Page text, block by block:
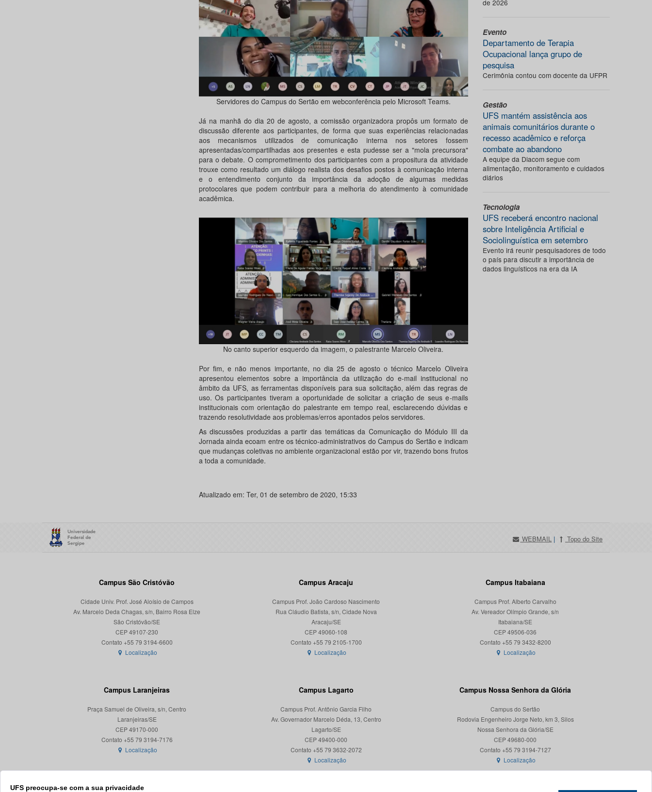
UFS preocupa-se com a sua privacidade
Servidores do Campus do Sertão em webconferência pelo Microsoft Teams.
Já na manhã do dia 20 de agosto, a comissão organizadora propôs um formato de
discussão diferente aos participantes, de forma que suas experiências relacionadas
aos mecanismos utilizados de comunicação interna nos setores fossem
apresentadas/compartilhadas aos presentes e esta pudesse ser a "mola precursora"
para o debate. O comprometimento dos participantes com a propositura da atividade
trouxe como resultado um diálogo realista dos desafios postos à comunicação interna
e o entendimento conjunto da importância da adoção de algumas medidas
protocolares que podem contribuir para a melhoria do atendimento à comunidade
acadêmica.
No canto superior esquerdo da imagem, o palestrante Marcelo Oliveira.
Por fim, e não menos importante, no dia 25 de agosto o técnico Marcelo Oliveira
apresentou elementos sobre a importância da utilização do e-mail institucional no
âmbito da UFS, as ferramentas disponíveis para sua solicitação, além das regras de
uso. Os participantes tiveram a oportunidade de solicitar a criação de seus e-mails
institucionais com orientação do palestrante em tempo real, esclarecendo dúvidas e
trazendo resolutividade aos problemas/erros apontados pelos servidores.
As discussões produzidas a partir das temáticas da Comunicação do Módulo III da
Jornada ainda ecoam entre os técnico-administrativos do Campus do Sertão e indicam
que mudanças coletivas no ambiente organizacional estão por vir, trazendo bons frutos
a toda a comunidade.
Atualizado em: Ter, 01 de setembro de 2020, 15:33
de 2026
Evento
Departamento de Terapia
Ocupacional lança grupo de
pesquisa
Cerimônia contou com docente da UFPR
Gestão
UFS mantém assistência aos
animais comunitários durante o
recesso acadêmico e reforça
combate ao abandono
A equipe da Diacom segue com
alimentação, monitoramento e cuidados
diários
Tecnologia
UFS receberá encontro nacional
sobre Inteligência Artificial e
Sociolinguística em setembro
Evento irá reunir pesquisadores de todo
o país para discutir a importância de
dados linguísticos na era da IA
WEBMAIL | Topo do Site
Campus São Cristóvão
Cidade Univ. Prof. José Aloísio de Campos
Av. Marcelo Deda Chagas, s/n, Bairro Rosa Elze
São Cristóvão/SE
CEP 49107-230
Localização
Campus Aracaju
Campus Prof. João Cardoso Nascimento
Rua Cláudio Batista, s/n, Cidade Nova
Aracaju/SE
CEP 49060-108
Localização
Campus Itabaiana
Campus Prof. Alberto Carvalho
Av. Vereador Olímpio Grande, s/n
Itabaiana/SE
CEP 49506-036
Localização
Campus Laranjeiras
Praça Samuel de Oliveira, s/n, Centro
Laranjeiras/SE
CEP 49170-000
Localização
Campus Lagarto
Campus Prof. Antônio Garcia Filho
Av. Governador Marcelo Déda, 13, Centro
Lagarto/SE
CEP 49400-000
Localização
Campus Nossa Senhora da Glória
Campus do Sertão
Rodovia Engenheiro Jorge Neto, km 3, Silos
Nossa Senhora da Glória/SE
CEP 49680-000
Contato +55 79 3194-7127
Localização